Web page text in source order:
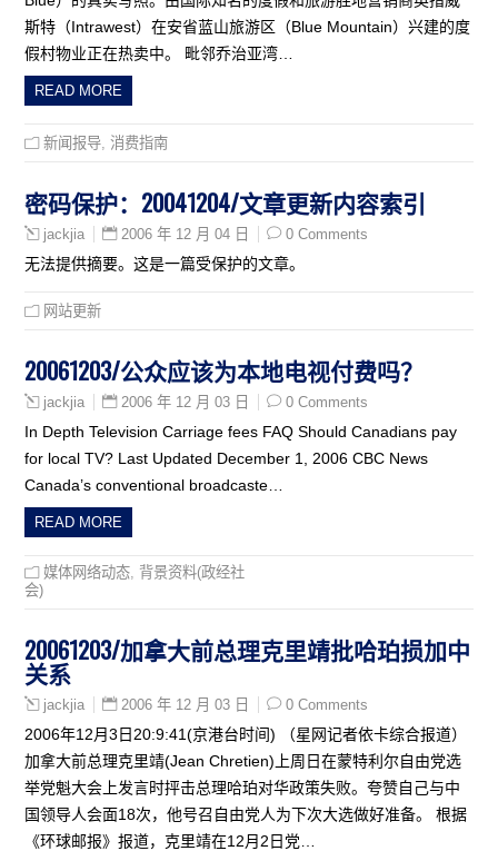
斯特（Intrawest）在安省蓝山旅游区（Blue Mountain）兴建的度
假村物业正在热卖中。 毗邻乔治亚湾…
READ MORE
新闻报导 ,消费指南
密码保护：20041204/文章更新内容索引
jackjia 2006 年 12 月 04 日 0 Comments
无法提供摘要。这是一篇受保护的文章。
网站更新
20061203/公众应该为本地电视付费吗？
jackjia 2006 年 12 月 03 日 0 Comments
In Depth Television Carriage fees FAQ Should Canadians pay
for local TV? Last Updated December 1, 2006 CBC News
Canada’s conventional broadcaste…
READ MORE
媒体网络动态 背景资料(政经社
会)
20061203/加拿大前总理克里靖批哈珀损加中
关系
jackjia 2006 年 12 月 03 日 0 Comments
2006年12月3日20:9:41(京港台时间) （星网记者依卡综合报道）
加拿大前总理克里靖(Jean Chretien)上周日在蒙特利尔自由党选
举党魁大会上发言时抨击总理哈珀对华政策失败。夸赞自己与中
国领导人会面18次，他号召自由党人为下次大选做好准备。 根据
《环球邮报》报道，克里靖在12月2日党…